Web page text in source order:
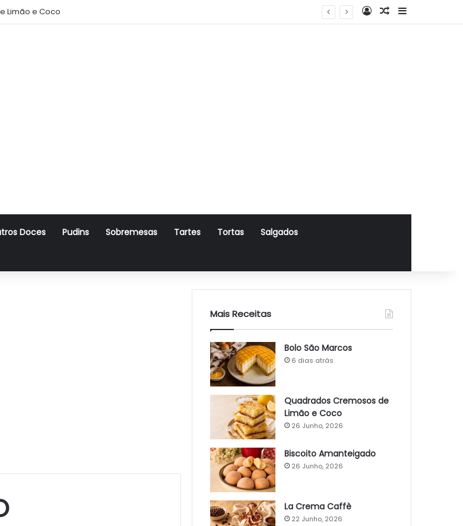
Limão e Coco Log InArtigo Aleatório
Sidebar
Doces Pudins Sobremesas Tartes Tortas Salgados
Mais Receitas
Bolo São Marcos
6 dias atrás
Quadrados Cremosos de
Limão e Coco
26 Junho, 2026
Biscoito Amanteigado
26 Junho, 2026
La Crema Caffè
22 Junho, 2026